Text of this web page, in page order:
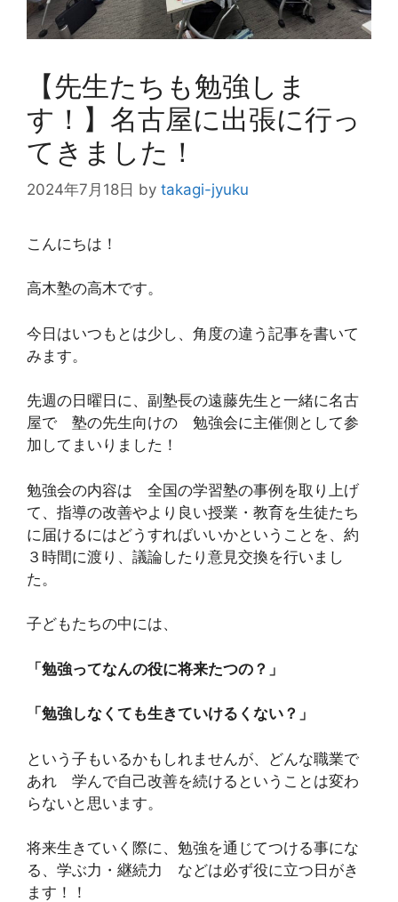
【先生たちも勉強しま
す！】名古屋に出張に行っ
てきました！
2024年7月18日 by takagi-jyuku
こんにちは！
高木塾の高木です。
今日はいつもとは少し、角度の違う記事を書いて
みます。
先週の日曜日に、副塾長の遠藤先生と一緒に名古
屋で 塾の先生向けの 勉強会に主催側として参
加してまいりました！
勉強会の内容は 全国の学習塾の事例を取り上げ
て、指導の改善やより良い授業・教育を生徒たち
に届けるにはどうすればいいかということを、約
３時間に渡り、議論したり意見交換を行いまし
た。
子どもたちの中には、
「勉強ってなんの役に将来たつの？」
「勉強しなくても生きていけるくない？」
という子もいるかもしれませんが、どんな職業で
あれ 学んで自己改善を続けるということは変わ
らないと思います。
将来生きていく際に、勉強を通じてつける事にな
る、学ぶ力・継続力 などは必ず役に立つ日がき
ます！！